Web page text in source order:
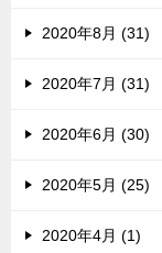
2020年8月 (31)
2020年7月 (31)
2020年6月 (30)
2020年5月 (25)
2020年4月 (1)